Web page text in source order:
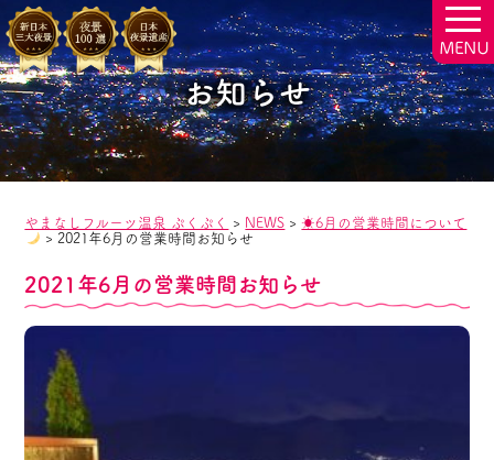
お知らせ
やまなしフルーツ温泉 ぷくぷく > NEWS >☀6月の営業時間について
> 2021年6月の営業時間お知らせ
2021年6月の営業時間お知らせ